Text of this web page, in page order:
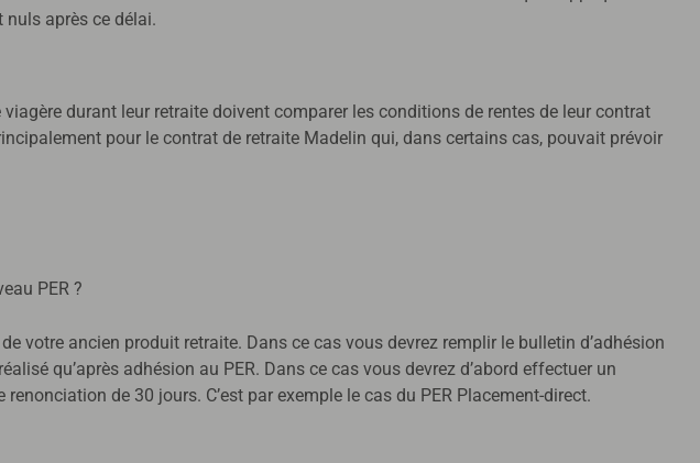
nuls après ce délai.
durant leur retraite doivent comparer les conditions de rentes de leur contrat
pour le contrat de retraite Madelin qui, dans certains cas, pouvait prévoir
PER ?
votre ancien produit retraite. Dans ce cas vous devrez remplir le bulletin d’adhésion
qu’après adhésion au PER. Dans ce cas vous devrez d’abord effectuer un
de 30 jours. C’est par exemple le cas du PER Placement-direct.